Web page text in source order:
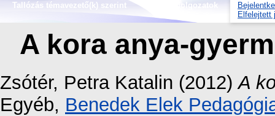
Tallózás témavezető(k) szerint
OTDK dolgozatok
Elfelejtett
A kora anya-
Zsótér, Petra Katalin (2012)A
Egyéb, Benedek Elek